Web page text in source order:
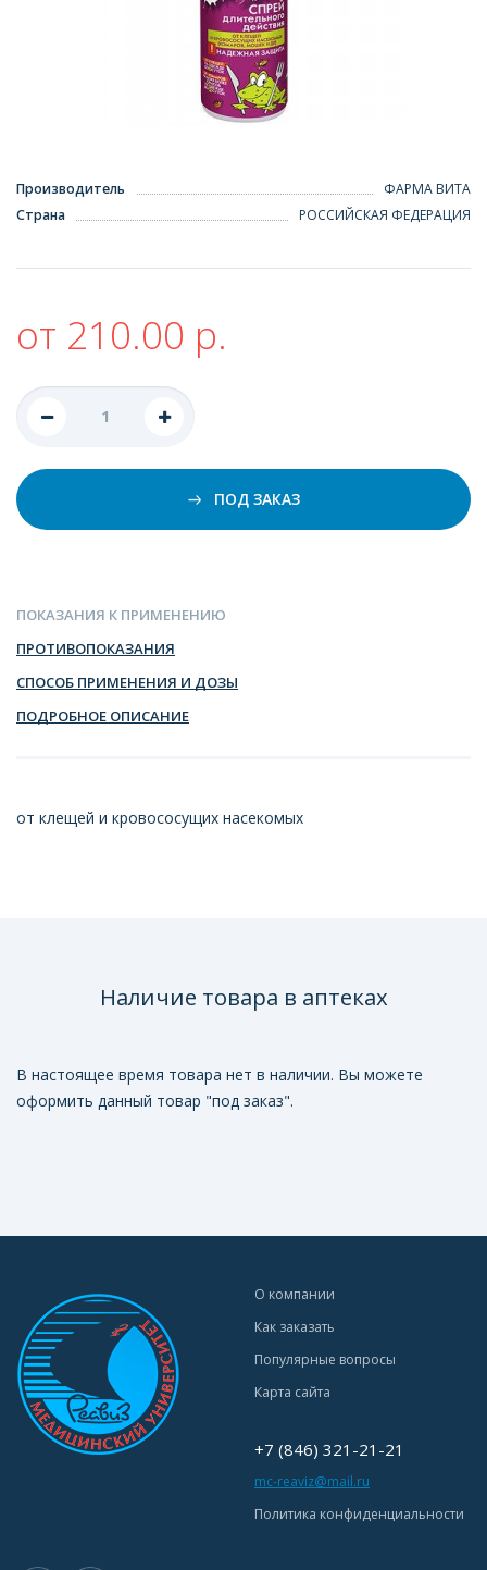
Производитель
ФАРМА ВИТА
Страна
РОССИЙСКАЯ ФЕДЕРАЦИЯ
от 210.00 р.
ПОД ЗАКАЗ
ПОКАЗАНИЯ К ПРИМЕНЕНИЮ
ПРОТИВОПОКАЗАНИЯ
СПОСОБ ПРИМЕНЕНИЯ И ДОЗЫ
ПОДРОБНОЕ ОПИСАНИЕ
от клещей и кровососущих насекомых
Наличие товара в аптеках
В настоящее время товара нет в наличии. Вы можете
оформить данный товар "под заказ".
О компании
Как заказать
Популярные вопросы
Карта сайта
+7 (846) 321-21-21
mc-reaviz@mail.ru
Политика конфиденциальности